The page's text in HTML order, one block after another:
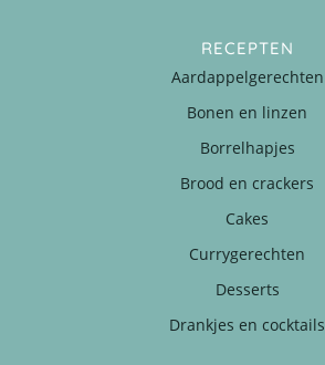
RECEPTEN
Aardappelgerechten
Bonen en linzen
Borrelhapjes
Brood en crackers
Cakes
Currygerechten
Desserts
Drankjes en cocktails